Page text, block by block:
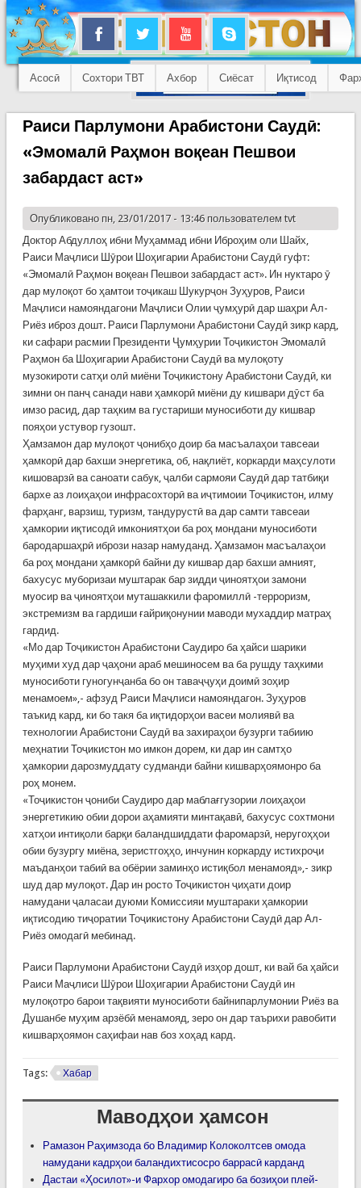
Асосӣ Сохтори ТВТ Ахбор Сиёсат Иқтисод
Раиси Парлумони Арабистони Саудӣ:
«Эмомалӣ Раҳмон воқеан Пешвои
забардаст аст»
Опубликовано пн, 23/01/2017 - 13:46 пользователем tvt
Доктор Абдуллоҳ ибни Муҳаммад ибни Иброҳим оли Шайх,
Раиси Маҷлиси Шӯрои Шоҳигарии Арабистони Саудӣ гуфт:
«Эмомалӣ Раҳмон воқеан Пешвои забардаст аст». Ин нуктаро ӯ
дар мулоқот бо ҳамтои тоҷикаш Шукурҷон Зуҳуров, Раиси
Маҷлиси намояндагони Маҷлиси Олии ҷумҳурӣ дар шаҳри Ал-
Риёз иброз дошт. Раиси Парлумони Арабистони Саудӣ зикр кард,
ки сафари расмии Президенти Ҷумҳурии Тоҷикистон Эмомалӣ
Раҳмон ба Шоҳигарии Арабистони Саудӣ ва мулоқоту
музокироти сатҳи олӣ миёни Тоҷикистону Арабистони Саудӣ, ки
зимни он панҷ санади нави ҳамкорӣ миёни ду кишвари дӯст ба
имзо расид, дар таҳким ва густариши муносиботи ду кишвар
пояҳои устувор гузошт.
Ҳамзамон дар мулоқот ҷонибҳо доир ба масъалаҳои тавсеаи
ҳамкорӣ дар бахши энергетика, об, нақлиёт, коркарди маҳсулоти
кишоварзӣ ва саноати сабук, ҷалби сармояи Саудӣ дар татбиқи
бархе аз лоиҳаҳои инфрасохторӣ ва иҷтимоии Тоҷикистон, илму
фарҳанг, варзиш, туризм, тандурустӣ ва дар самти тавсеаи
ҳамкории иқтисодӣ имкониятҳои ба роҳ мондани муносиботи
бародаршаҳрӣ ибрози назар намуданд. Ҳамзамон масъалаҳои
ба роҳ мондани ҳамкорӣ байни ду кишвар дар бахши амният,
бахусус муборизаи муштарак бар зидди ҷиноятҳои замони
муосир ва ҷиноятҳои муташаккили фаромиллӣ -терроризм,
экстремизм ва гардиши ғайриқонунии маводи мухаддир матраҳ
гардид.
«Мо дар Тоҷикистон Арабистони Саудиро ба ҳайси шарики
муҳими худ дар ҷаҳони араб мешиносем ва ба рушду таҳкими
муносиботи гуногунҷанба бо он таваҷҷуҳи доимӣ зоҳир
менамоем»,- афзуд Раиси Маҷлиси намояндагон. Зуҳуров
таъкид кард, ки бо такя ба иқтидорҳои васеи молиявӣ ва
технологии Арабистони Саудӣ ва захираҳои бузурги табиию
меҳнатии Тоҷикистон мо имкон дорем, ки дар ин самтҳо
ҳамкории дарозмуддату судманди байни кишварҳоямонро ба
роҳ монем.
«Тоҷикистон ҷониби Саудиро дар маблағгузории лоиҳаҳои
энергетикию обии дорои аҳамияти минтақавӣ, бахусус сохтмони
хатҳои интиқоли барқи баландшиддати фаромарзӣ, неругоҳҳои
обии бузургу миёна, зеристгоҳҳо, инчунин коркарду истихроҷи
маъданҳои табиӣ ва обёрии заминҳо истиқбол менамояд»,- зикр
шуд дар мулоқот. Дар ин росто Тоҷикистон ҷиҳати доир
намудани ҷаласаи дуюми Комиссияи муштараки ҳамкории
иқтисодию тиҷоратии Тоҷикистону Арабистони Саудӣ дар Ал-
Риёз омодагӣ мебинад.
Раиси Парлумони Арабистони Саудӣ изҳор дошт, ки вай ба ҳайси
Раиси Маҷлиси Шӯрои Шоҳигарии Арабистони Саудӣ ин
мулоқотро барои тақвияти муносиботи байнипарлумонии Риёз ва
Душанбе муҳим арзёбӣ менамояд, зеро он дар таърихи равобити
кишварҳоямон саҳифаи нав боз хоҳад кард.
Tags: Хабар
Маводҳои ҳамсон
Рамазон Раҳимзода бо Владимир Колоколтсев омода
намудани кадрҳои баландихтисосро баррасӣ карданд
Дастаи «Ҳосилот»-и Фархор омодагиро ба бозиҳои плей-